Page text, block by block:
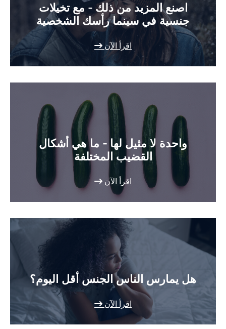
اصنع المزيد من ذلك - مع تخيلات
جنسية في سينما رأسك الشخصية
اقرأ الآن
واحدة لا مثيل لها - ما هي أشكال
القضيب المختلفة
اقرأ الآن
هل يمارس الناس الجنس أقل اليوم؟
اقرأ الآن